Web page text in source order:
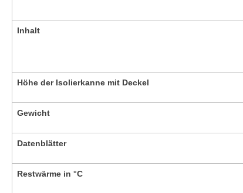
Inhalt
Höhe der Isolierkanne mit Deckel
Gewicht
Datenblätter
Restwärme in °C